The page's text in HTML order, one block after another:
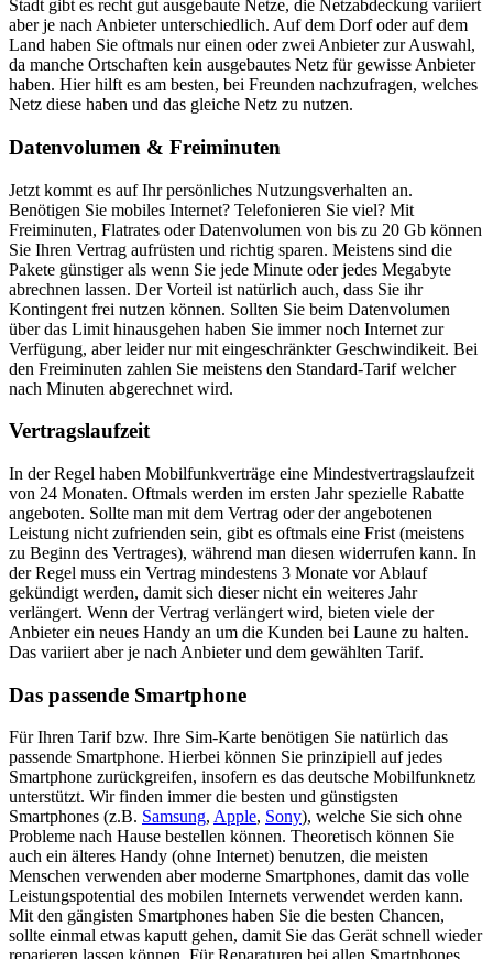
Stadt gibt es recht gut ausgebaute Netze, die Netzabdeckung variiert
aber je nach Anbieter unterschiedlich. Auf dem Dorf oder auf dem
Land haben Sie oftmals nur einen oder zwei Anbieter zur Auswahl,
da manche Ortschaften kein ausgebautes Netz für gewisse Anbieter
haben. Hier hilft es am besten, bei Freunden nachzufragen, welches
Netz diese haben und das gleiche Netz zu nutzen.
Datenvolumen & Freiminuten
Jetzt kommt es auf Ihr persönliches Nutzungsverhalten an.
Benötigen Sie mobiles Internet? Telefonieren Sie viel? Mit
Freiminuten, Flatrates oder Datenvolumen von bis zu 20 Gb können
Sie Ihren Vertrag aufrüsten und richtig sparen. Meistens sind die
Pakete günstiger als wenn Sie jede Minute oder jedes Megabyte
abrechnen lassen. Der Vorteil ist natürlich auch, dass Sie ihr
Kontingent frei nutzen können. Sollten Sie beim Datenvolumen
über das Limit hinausgehen haben Sie immer noch Internet zur
Verfügung, aber leider nur mit eingeschränkter Geschwindikeit. Bei
den Freiminuten zahlen Sie meistens den Standard-Tarif welcher
nach Minuten abgerechnet wird.
Vertragslaufzeit
In der Regel haben Mobilfunkverträge eine Mindestvertragslaufzeit
von 24 Monaten. Oftmals werden im ersten Jahr spezielle Rabatte
angeboten. Sollte man mit dem Vertrag oder der angebotenen
Leistung nicht zufrienden sein, gibt es oftmals eine Frist (meistens
zu Beginn des Vertrages), während man diesen widerrufen kann. In
der Regel muss ein Vertrag mindestens 3 Monate vor Ablauf
gekündigt werden, damit sich dieser nicht ein weiteres Jahr
verlängert. Wenn der Vertrag verlängert wird, bieten viele der
Anbieter ein neues Handy an um die Kunden bei Laune zu halten.
Das variiert aber je nach Anbieter und dem gewählten Tarif.
Das passende Smartphone
Für Ihren Tarif bzw. Ihre Sim-Karte benötigen Sie natürlich das
passende Smartphone. Hierbei können Sie prinzipiell auf jedes
Smartphone zurückgreifen, insofern es das deutsche Mobilfunknetz
unterstützt. Wir finden immer die besten und günstigsten
Smartphones (z.B. Samsung, Apple, Sony), welche Sie sich ohne
Probleme nach Hause bestellen können. Theoretisch können Sie
auch ein älteres Handy (ohne Internet) benutzen, die meisten
Menschen verwenden aber moderne Smartphones, damit das volle
Leistungspotential des mobilen Internets verwendet werden kann.
Mit den gängisten Smartphones haben Sie die besten Chancen,
sollte einmal etwas kaputt gehen, damit Sie das Gerät schnell wieder